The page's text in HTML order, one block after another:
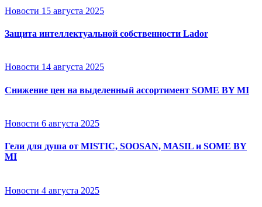
Новости 15 августа 2025
Защита интеллектуальной собственности Lador
Новости 14 августа 2025
Снижение цен на выделенный ассортимент SOME BY MI
Новости 6 августа 2025
Гели для душа от MISTIC, SOOSAN, MASIL и SOME BY
MI
Новости 4 августа 2025